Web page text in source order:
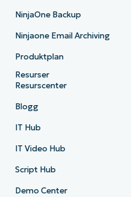
NinjaOne Backup
Ninjaone Email Archiving
Produktplan
Resurser
Resurscenter
Blogg
IT Hub
IT Video Hub
Script Hub
Demo Center